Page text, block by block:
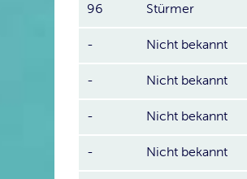
96 Stürmer
- Nicht bekannt
- Nicht bekannt
- Nicht bekannt
- Nicht bekannt